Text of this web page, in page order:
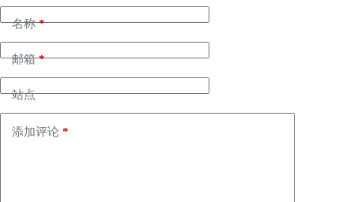
名称*
邮箱*
站点
添加评论 *